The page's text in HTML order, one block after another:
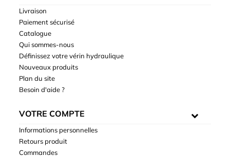
Livraison
Paiement sécurisé
Catalogue
Qui sommes-nous
Définissez votre vérin hydraulique
Nouveaux produits
Plan du site
Besoin d'aide ?
VOTRE COMPTE
Informations personnelles
Retours produit
Commandes